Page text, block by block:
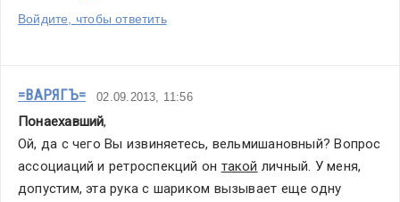
Войдите, чтобы ответить
=ВАРЯГЪ= 02.09.2013, 11:56
Понаехавший,
Ой, да с чего Вы извиняетесь, вельмишановный? Вопрос
ассоциаций и ретроспекций он такой личный. У меня,
допустим, эта рука с шариком вызывает еще одну